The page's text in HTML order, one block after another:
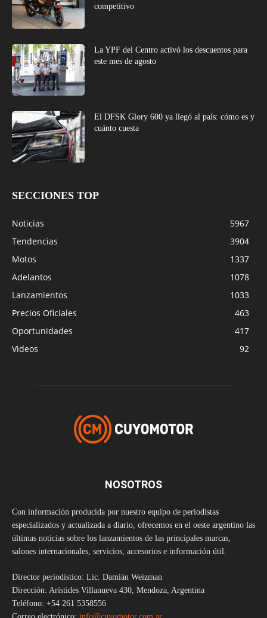
competitivo
La YPF del Centro activó los descuentos para
este mes de agosto
El DFSK Glory 600 ya llegó al país: cómo es y
cuánto cuesta
SECCIONES TOP
Noticias
5967
Tendencias
3904
Motos
1337
Adelantos
1078
Lanzamientos
1033
Precios Oficiales
463
Oportunidades
417
Videos
92
NOSOTROS
Con información producida por nuestro equipo de periodistas
especializados y actualizada a diario, ofrecemos en el oeste argentino las
últimas noticias sobre los lanzamientos de las principales marcas,
salones internacionales, servicios, accesorios e información útil.
Director periodístico: Lic. Damián Weizman
Dirección: Arístides Villanueva 430, Mendoza, Argentina
Teléfono: +54 261 5358556